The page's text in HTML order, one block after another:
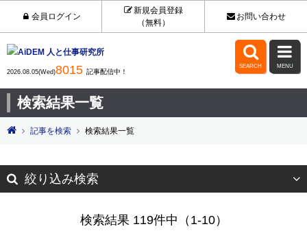
会員ログイン
新規会員登録
（無料）
お問い合わせ
2026.08.05(Wed)8015 記事配信中！

SEARCH

MENU
検索結果一覧
記事を検索 検索結果一覧
絞り込み検索
検索結果 119件中（1-10）